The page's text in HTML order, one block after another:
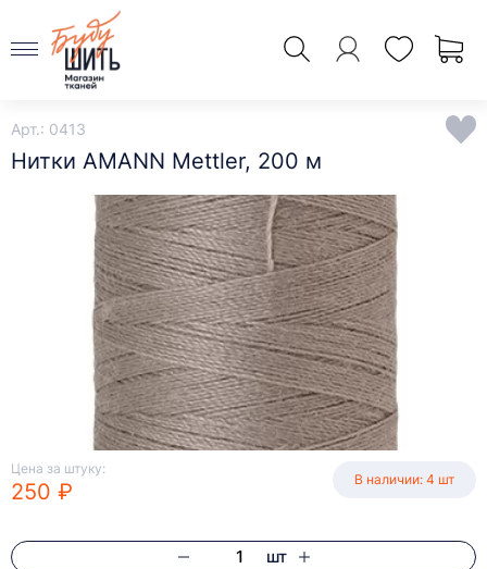
Арт.: 0413
Нитки AMANN Mettler, 200 м
Цена за штуку:
250 ₽ В наличии: 4 шт
шт